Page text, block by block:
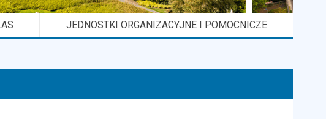
JEDNOSTKI ORGANIZACYJNE I POMOCNICZE